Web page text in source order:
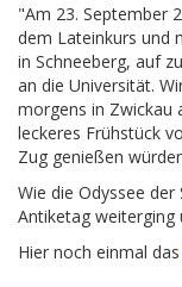
"Am 23. September
dem Lateinkurs und
in Schneeberg, auf
an die Universität.
morgens in Zwickau
leckeres Frühstück
Zug genießen
Wie die Odyssee der
Antiketag weiterging
Hier noch einmal das